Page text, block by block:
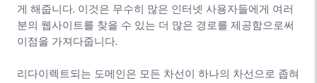
게 해줍니다. 이것은 무수히 많은 인터넷 사용자들에게 여러
분의 웹사이트를 찾을 수 있는 더 많은 경로를 제공함으로써
이점을 가져다줍니다.
리다이렉트되는 도메인은 모든 차선이 하나의 차선으로 좁혀